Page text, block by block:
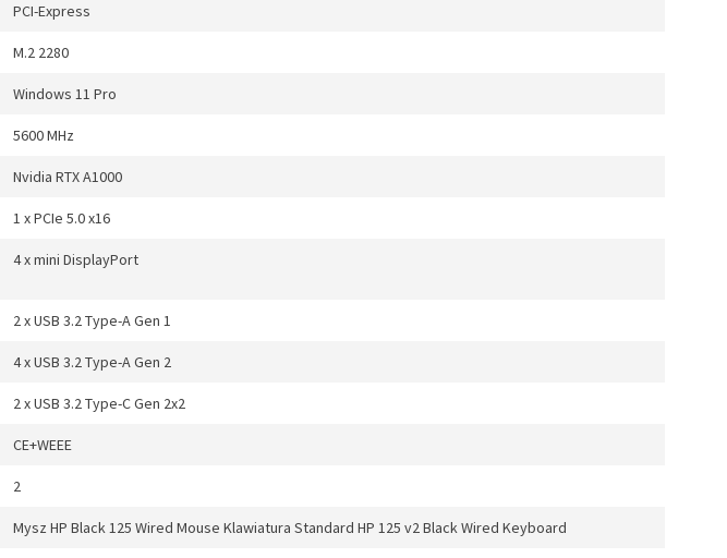
PCI-Express
M.2 2280
Windows 11 Pro
5600 MHz
Nvidia RTX A1000
1 x PCIe 5.0 x16
4 x mini DisplayPort
2 x USB 3.2 Type-A Gen 1
4 x USB 3.2 Type-A Gen 2
2 x USB 3.2 Type-C Gen 2x2
CE+WEEE
2
Mysz HP Black 125 Wired Mouse Klawiatura Standard HP 125 v2 Black Wired Keyboard